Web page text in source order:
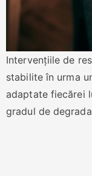
Intervențiile de
stabilite în urma
adaptate fiecărei
gradul de